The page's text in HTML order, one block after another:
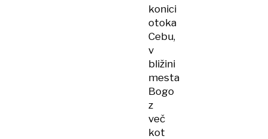
konici
otoka
Cebu,
v
bližini
mesta
Bogo
z
več
kot